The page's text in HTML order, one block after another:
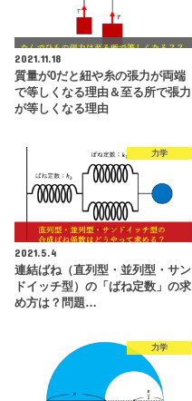
2021.11.18
質量が0だと紐や糸の張力が両端
で等しくなる理由＆至る所で張力
が等しくなる理由
力学
2021.5.4
連結ばね（直列型・並列型・サン
ドイッチ型）の「ばね定数」の求
め方は？問題…
力学